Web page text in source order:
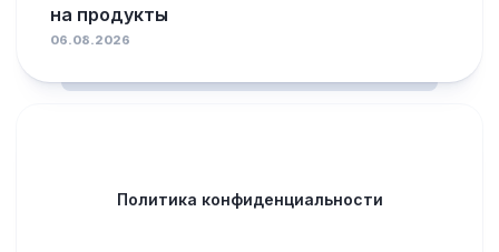
на продукты
06.08.2026
Политика конфиденциальности